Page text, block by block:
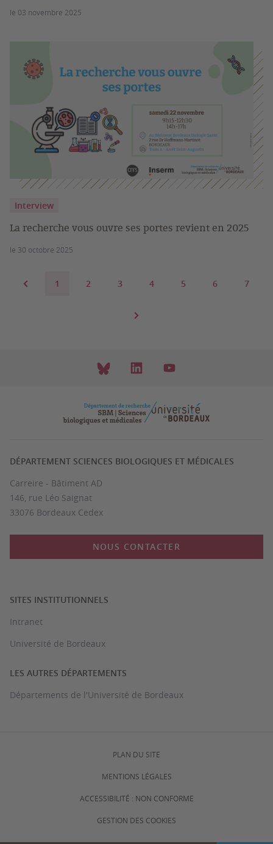
le 03 novembre 2025
Interview
La recherche vous ouvre ses portes revient en 2025
le 30 octobre 2025
1 2 3 4 5 6 7
DÉPARTEMENT SCIENCES BIOLOGIQUES ET MÉDICALES
Carreire - Bâtiment AD
146, rue Léo Saignat
33076 Bordeaux Cedex
NOUS CONTACTER
SITES INSTITUTIONNELS
Intranet
Université de Bordeaux
LES AUTRES DÉPARTEMENTS
Départements de l'Université de Bordeaux
PLAN DU SITE
MENTIONS LÉGALES
ACCESSIBILITÉ : NON CONFORME
GESTION DES COOKIES